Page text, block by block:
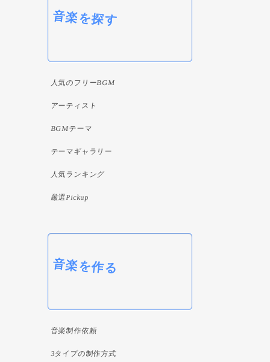
音楽を探す
人気のフリーBGM
アーティスト
BGMテーマ
テーマギャラリー
人気ランキング
厳選Pickup
音楽を作る
音楽制作依頼
3タイプの制作方式